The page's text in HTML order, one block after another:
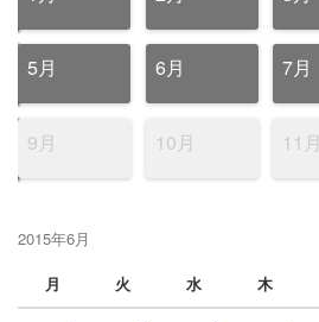
5月 6月 7月
9月 10月 11月
2015年6月
月
火 水 木